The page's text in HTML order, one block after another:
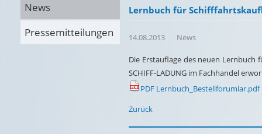
News
Pressemitteilungen
Lernbuch für
14.08.2013 News
Die Erstauflage des neuen Lernbuch
SCHIFF-LADUNG im Fachhandel
PDF
Zurück